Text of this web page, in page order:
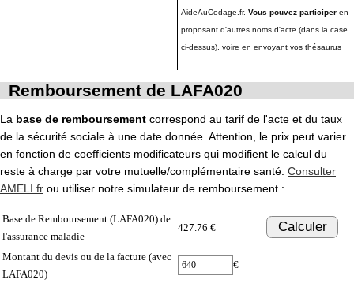
AideAuCodage.fr. Vous pouvez participer en
proposant d'autres noms d'acte (dans la case
ci-dessus), voire en envoyant vos thésaurus
Remboursement de LAFA020
La base de remboursement correspond au tarif de l'acte et du taux
de la sécurité sociale à une date donnée. Attention, le prix peut varier
en fonction de coefficients modificateurs qui modifient le calcul du
reste à charge par votre mutuelle/complémentaire santé. Consulter
AMELI.fr ou utiliser notre simulateur de remboursement :
Base de Remboursement (LAFA020) de
l'assurance maladie
427.76 € Calculer
Montant du devis ou de la facture (avec
LAFA020)
€